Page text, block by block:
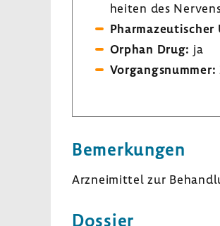
heiten des
Phar­ma­zeu­ti­scher
Orphan Drug: ja
Vorgangs­nummer:
Bemer­kungen
Arznei­mittel zur
Dossier